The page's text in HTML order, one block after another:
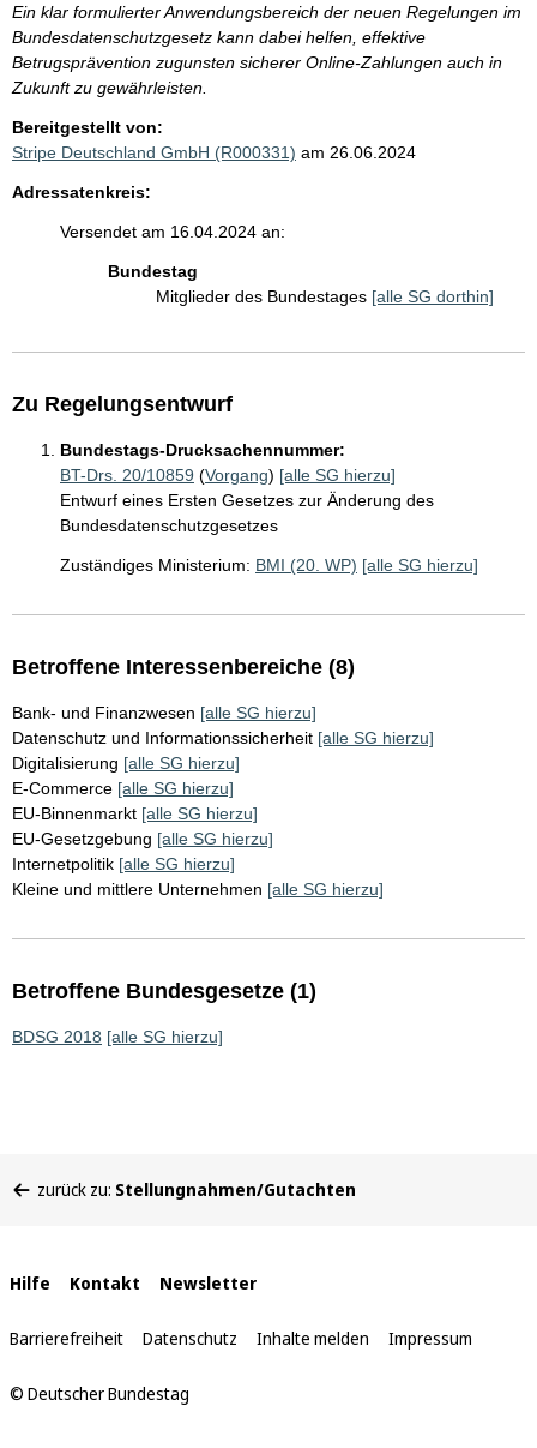
Ein klar formulierter Anwendungsbereich der neuen Regelungen im
Bundesdatenschutzgesetz kann dabei helfen, effektive
Betrugsprävention zugunsten sicherer Online-Zahlungen auch in
Zukunft zu gewährleisten.
Bereitgestellt von:
Stripe Deutschland GmbH (R000331) am 26.06.2024
Adressatenkreis:
Versendet am 16.04.2024 an:
Bundestag
Mitglieder des Bundestages [alle SG dorthin]
Zu Regelungsentwurf
Bundestags-Drucksachennummer:
BT-Drs. 20/10859 (Vorgang) [alle SG hierzu]
Entwurf eines Ersten Gesetzes zur Änderung des
Bundesdatenschutzgesetzes
Zuständiges Ministerium: BMI (20. WP) [alle SG hierzu]
Betroffene Interessenbereiche (8)
Bank- und Finanzwesen [alle SG hierzu]
Datenschutz und Informationssicherheit [alle SG hierzu]
Digitalisierung [alle SG hierzu]
E-Commerce [alle SG hierzu]
EU-Binnenmarkt [alle SG hierzu]
EU-Gesetzgebung [alle SG hierzu]
Internetpolitik [alle SG hierzu]
Kleine und mittlere Unternehmen [alle SG hierzu]
Betroffene Bundesgesetze (1)
BDSG 2018 [alle SG hierzu]
befinden
zurück zu: Stellungnahmen/Gutachten
Interne
Links
Hilfe Kontakt Newsletter
Barrierefreiheit Datenschutz Inhalte melden Impressum
© Deutscher Bundestag